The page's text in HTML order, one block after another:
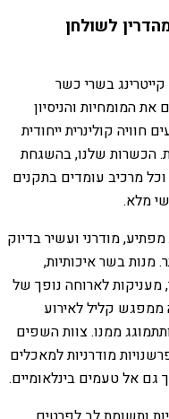
לשולחן
בשרי כשר
את המומחיות והניסיון
חוויה קולינרית ייחודית
הכשרות שלנו, בהשגחת
מרכיב עומדים בתקנים
מלא.
מודרני ועשיר בדיוק
מנות בשר איכותיות,
מעניקות לארוחה נופך של
ממפגש קליל לאירוע
ממנו. צוות השפים
מודרניות למאכלים
גם אל טעמים בינלאומיים.